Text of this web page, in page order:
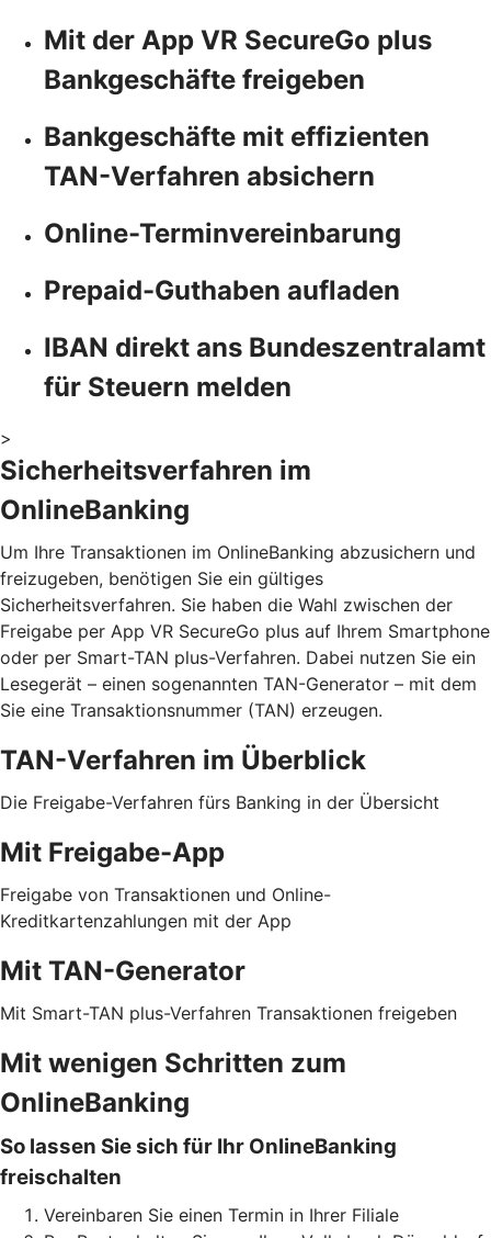
Mit der App VR SecureGo plus
Bankgeschäfte freigeben
Bankgeschäfte mit effizienten
TAN-Verfahren absichern
Online-Terminvereinbarung
Prepaid-Guthaben aufladen
IBAN direkt ans Bundeszentralamt
für Steuern melden
>
Sicherheitsverfahren im
OnlineBanking
Um Ihre Transaktionen im OnlineBanking abzusichern und
freizugeben, benötigen Sie ein gültiges
Sicherheitsverfahren. Sie haben die Wahl zwischen der
Freigabe per App VR SecureGo plus auf Ihrem Smartphone
oder per Smart-TAN plus-Verfahren. Dabei nutzen Sie ein
Lesegerät – einen sogenannten TAN-Generator – mit dem
Sie eine Transaktionsnummer (TAN) erzeugen.
TAN-Verfahren im Überblick
Die Freigabe-Verfahren fürs Banking in der Übersicht
Mit Freigabe-App
Freigabe von Transaktionen und Online-
Kreditkartenzahlungen mit der App
Mit TAN-Generator
Mit Smart-TAN plus-Verfahren Transaktionen freigeben
Mit wenigen Schritten zum
OnlineBanking
So lassen Sie sich für Ihr OnlineBanking
freischalten
Vereinbaren Sie einen Termin in Ihrer Filiale